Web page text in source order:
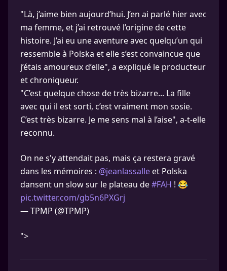
"Là, j’aime bien aujourd’hui. J’en ai parlé hier avec
ma femme, et j’ai retrouvé l’origine de cette
histoire. J’ai eu une aventure avec quelqu’un qui
ressemble à Polska et elle s’est convaincue que
j’étais amoureux d’elle", a expliqué le producteur
et chroniqueur.
"C’est quelque chose de très bizarre... La fille
avec qui il est sorti, c’est vraiment mon sosie.
C’est très bizarre. Je me sens mal à l’aise", a-t-elle
reconnu.
On ne s'y attendait pas, mais ça restera gravé
dans les mémoires : @jeanlassalle et Polska
dansent un slow sur le plateau de#FAH ! 😂
pic.twitter.com/gb5n6PXGrj
— TPMP (@TPMP)
">